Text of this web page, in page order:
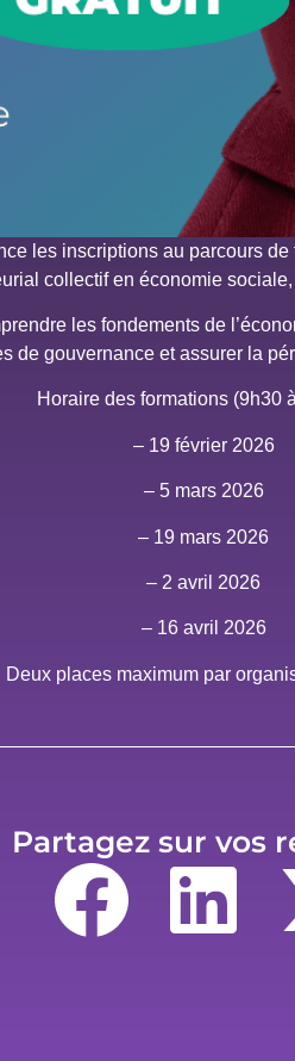
les inscriptions au parcours
collectif en économie
les fondements de
de gouvernance et assurer la
Horaire des formations (9h30
– 19 février 2026
– 5 mars 2026
– 19 mars 2026
– 2 avril 2026
– 16 avril 2026
places maximum par
Partagez sur vos